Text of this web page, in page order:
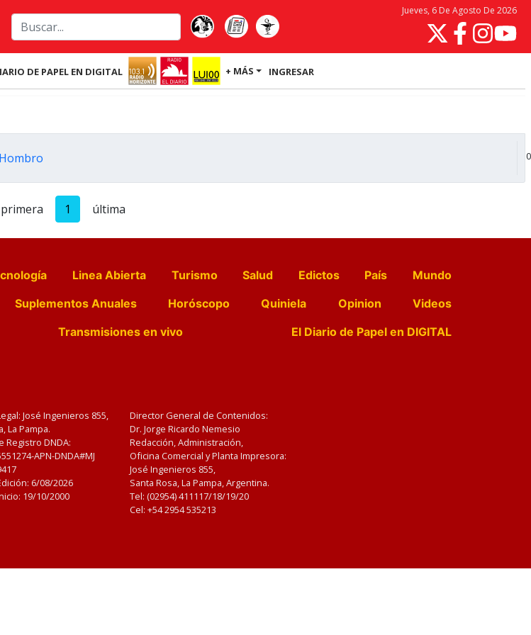
Jueves, 6 De Agosto De 2026
DE PAPEL EN DIGITAL + MÁS INGRESAR
primera 1 última
Linea Abierta Turismo Salud Edictos País
Mundo
Suplementos Anuales Horóscopo Quiniela Opinion
Videos
Transmisiones en vivo El Diario de Papel en DIGITAL
José Ingenieros 855,
La Pampa.
Registro DNDA:
APN-DNDA#MJ
6/08/2026
19/10/2000
Director General de Contenidos:
Dr. Jorge Ricardo Nemesio
Redacción, Administración,
Oficina Comercial y Planta Impresora:
José Ingenieros 855,
Santa Rosa, La Pampa, Argentina.
Tel: (02954) 411117/18/19/20
Cel: +54 2954 535213